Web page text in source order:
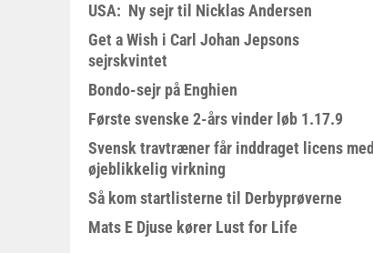
USA: Ny sejr til Nicklas Andersen
Get a Wish i Carl Johan Jepsons
sejrskvintet
Bondo-sejr på Enghien
Første svenske 2-års vinder løb 1.17.9
Svensk travtræner får inddraget licens med
øjeblikkelig virkning
Så kom startlisterne til Derbyprøverne
Mats E Djuse kører Lust for Life